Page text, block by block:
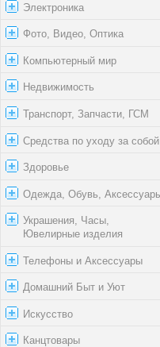
Электроника
Фото, Видео, Оптика
Компьютерный мир
Недвижимость
Транспорт, Запчасти, ГСМ
Средства по уходу за собой
Здоровье
Одежда, Обувь,
Украшения, Часы,
Ювелирные изделия
Телефоны и Аксессуары
Домашний Быт и Уют
Искусство
Канцтовары